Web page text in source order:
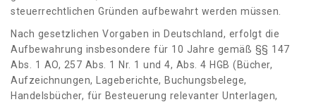
steuerrechtlichen Gründen aufbewahrt werden müssen.
Nach gesetzlichen Vorgaben in Deutschland, erfolgt die
Aufbewahrung insbesondere für 10 Jahre gemäß §§ 147
Abs. 1 AO, 257 Abs. 1 Nr. 1 und 4, Abs. 4 HGB (Bücher,
Aufzeichnungen, Lageberichte, Buchungsbelege,
Handelsbücher, für Besteuerung relevanter Unterlagen,